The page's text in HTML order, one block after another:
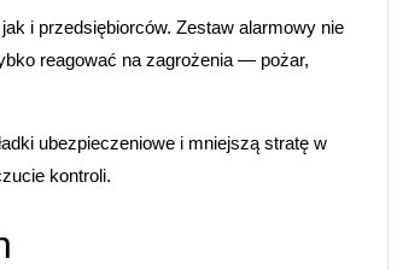
i przedsiębiorców. Zestaw alarmowy nie
reagować na zagrożenia — pożar,
ubezpieczeniowe i mniejszą stratę w
kontroli.